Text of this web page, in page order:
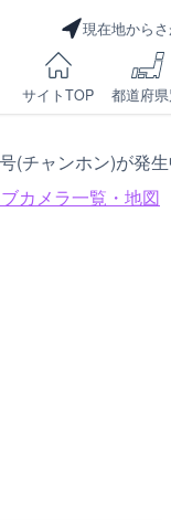
現在地から
サイトTOP 都道府
(チャンホン)が発生
カメラ一覧・地図